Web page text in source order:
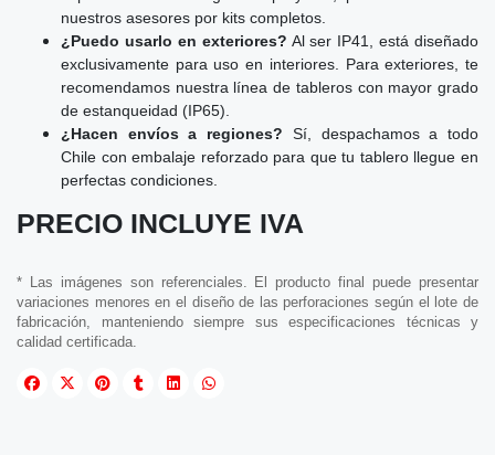
nuestros asesores por kits completos.
¿Puedo usarlo en exteriores? Al ser IP41, está diseñado
exclusivamente para uso en interiores. Para exteriores, te
recomendamos nuestra línea de tableros con mayor grado
de estanqueidad (IP65).
¿Hacen envíos a regiones? Sí, despachamos a todo
Chile con embalaje reforzado para que tu tablero llegue en
perfectas condiciones.
PRECIO INCLUYE IVA
* Las imágenes son referenciales. El producto final puede presentar
variaciones menores en el diseño de las perforaciones según el lote de
fabricación, manteniendo siempre sus especificaciones técnicas y
calidad certificada.